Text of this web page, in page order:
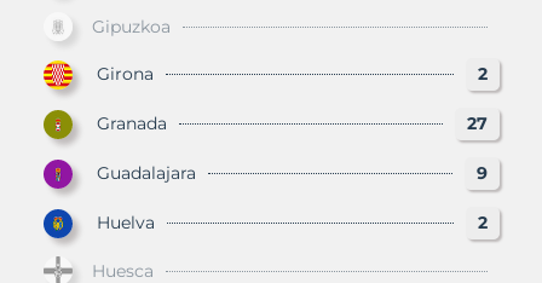
Gipuzkoa
Girona 2
Granada 27
Guadalajara 9
Huelva 2
Huesca